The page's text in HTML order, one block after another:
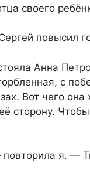
своего
повысил
Анна
с
Вот чего она
сторону.
я. —